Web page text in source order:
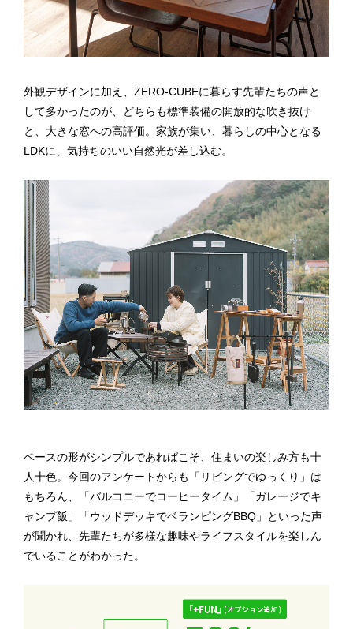
外観デザインに加え、ZERO-CUBEに暮らす先輩たちの声と
して多かったのが、どちらも標準装備の開放的な吹き抜け
と、大きな窓への高評価。家族が集い、暮らしの中心となる
LDKに、気持ちのいい自然光が差し込む。
ベースの形がシンプルであればこそ、住まいの楽しみ方も十
人十色。今回のアンケートからも「リビングでゆっくり」は
もちろん、「バルコニーでコーヒータイム」「ガレージでキ
ャンプ飯」「ウッドデッキでベランピングBBQ」といった声
が聞かれ、先輩たちが多様な趣味やライフスタイルを楽しん
でいることがわかった。